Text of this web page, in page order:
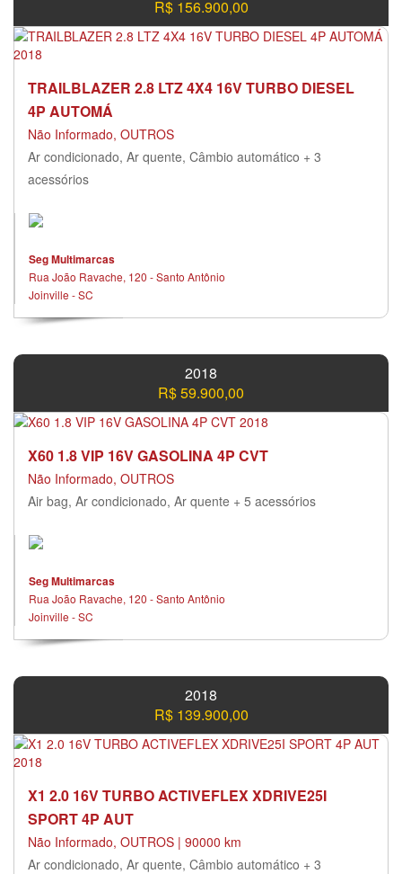
R$ 156.900,00
TRAILBLAZER 2.8 LTZ 4X4 16V TURBO DIESEL
4P AUTOMÁ
Não Informado, OUTROS
Ar condicionado, Ar quente, Câmbio automático + 3
acessórios
Seg Multimarcas
Rua João Ravache, 120 - Santo Antônio
Joinville - SC
2018
R$ 59.900,00
X60 1.8 VIP 16V GASOLINA 4P CVT
Não Informado, OUTROS
Air bag, Ar condicionado, Ar quente + 5 acessórios
Seg Multimarcas
Rua João Ravache, 120 - Santo Antônio
Joinville - SC
2018
R$ 139.900,00
X1 2.0 16V TURBO ACTIVEFLEX XDRIVE25I
SPORT 4P AUT
Não Informado, OUTROS | 90000 km
Ar condicionado, Ar quente, Câmbio automático + 3